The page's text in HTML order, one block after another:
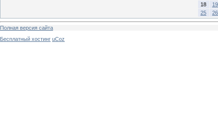
18
19
25
26
Полная версия сайта
Бесплатный хостинг uCoz